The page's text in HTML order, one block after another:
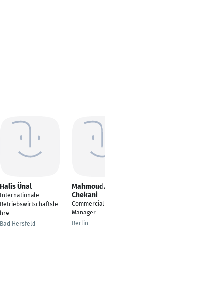
Halis Ünal
Internationale
Betriebswirtschaftsle
hre
Bad Hersfeld
Mahmoud Amani
Chekani
Commercial Project
Manager
Berlin